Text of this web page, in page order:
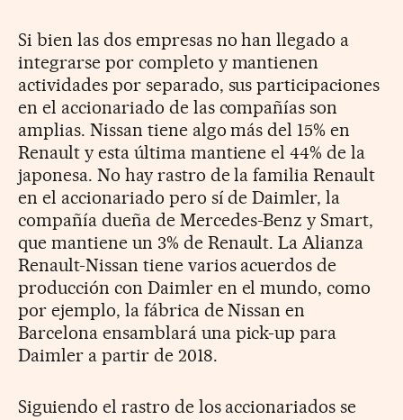
Si bien las dos empresas no han llegado a
integrarse por completo y mantienen
actividades por separado, sus participaciones
en el accionariado de las compañías son
amplias. Nissan tiene algo más del 15% en
Renault y esta última mantiene el 44% de la
japonesa. No hay rastro de la familia Renault
en el accionariado pero sí de Daimler, la
compañía dueña de Mercedes-Benz y Smart,
que mantiene un 3% de Renault. La Alianza
Renault-Nissan tiene varios acuerdos de
producción con Daimler en el mundo, como
por ejemplo, la fábrica de Nissan en
Barcelona ensamblará una pick-up para
Daimler a partir de 2018.
Siguiendo el rastro de los accionariados se